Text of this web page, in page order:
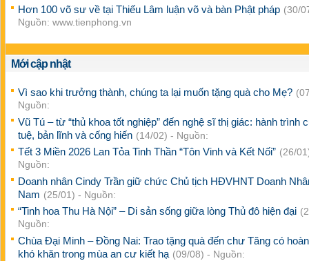
Hơn 100 võ sư về tại Thiếu Lâm luận võ và bàn Phật pháp (30/
Nguồn: www.tienphong.vn
Mới cập nhật
Vì sao khi trưởng thành, chúng ta lại muốn tặng quà cho Mẹ?
Nguồn:
Vũ Tú – từ “thủ khoa tốt nghiệp” đến nghệ sĩ thị giác: hành trình
tuệ, bản lĩnh và cống hiến (14/02) - Nguồn:
Tết 3 Miền 2026 Lan Tỏa Tinh Thần “Tôn Vinh và Kết Nối” (26/
Nguồn:
Doanh nhân Cindy Trần giữ chức Chủ tịch HĐVHNT Doanh
Nam (25/01) - Nguồn:
“Tinh hoa Thu Hà Nội” – Di sản sống giữa lòng Thủ đô hiện đại
Nguồn:
Chùa Đại Minh – Đồng Nai: Trao tặng quà đến chư Tăng có
khó khăn trong mùa an cư kiết hạ (09/08) - Nguồn: